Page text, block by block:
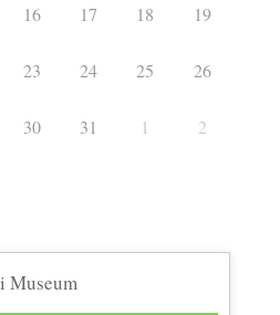
16 17 18 19
23 24 25 26
30 31 1 2